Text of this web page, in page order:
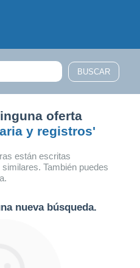
oferta
y registros'
están escritas
También puedes
nueva búsqueda.